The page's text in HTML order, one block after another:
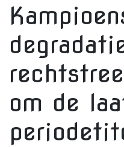
om de